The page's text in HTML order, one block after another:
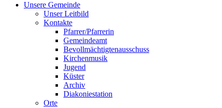
Unsere Gemeinde
Unser Leitbild
Kontakte
Pfarrer/Pfarrerin
Gemeindeamt
Bevollmächtigtenausschuss
Kirchenmusik
Jugend
Küster
Archiv
Diakoniestation
Orte